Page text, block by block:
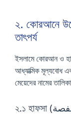
২. কোরআনে
তাৎপর্য
ইসলামে কোরআন ও
আধ্যাত্মিক মূল্যবোধ
মেয়েদের নামের